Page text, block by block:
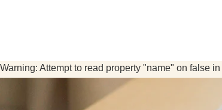
Warning: Attempt to read property "name" on false in